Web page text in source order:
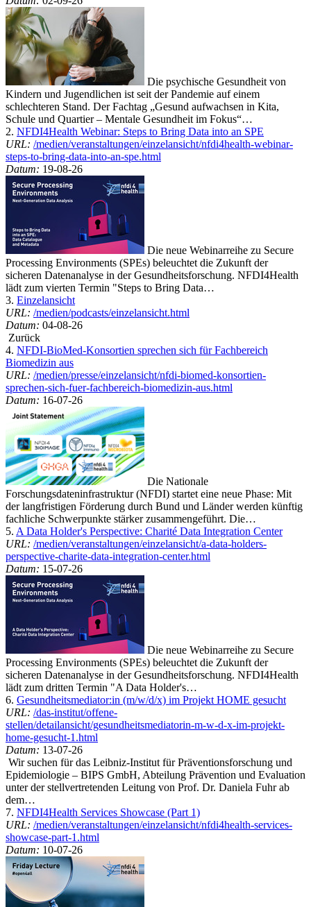
Die psychische Gesundheit von
Kindern und Jugendlichen ist seit der Pandemie auf einem
schlechteren Stand. Der Fachtag „Gesund aufwachsen in Kita,
Schule und Quartier – Mentale Gesundheit im Fokus“…
2. NFDI4Health Webinar: Steps to Bring Data into an SPE
URL: /medien/veranstaltungen/einzelansicht/nfdi4health-webinar-
steps-to-bring-data-into-an-spe.html
Datum: 19-08-26
Die neue Webinarreihe zu Secure
Processing Environments (SPEs) beleuchtet die Zukunft der
sicheren Datenanalyse in der Gesundheitsforschung. NFDI4Health
lädt zum vierten Termin "Steps to Bring Data…
3. Einzelansicht
URL: /medien/podcasts/einzelansicht.html
Datum: 04-08-26
Zurück
4. NFDI-BioMed-Konsortien sprechen sich für Fachbereich
Biomedizin aus
URL: /medien/presse/einzelansicht/nfdi-biomed-konsortien-
sprechen-sich-fuer-fachbereich-biomedizin-aus.html
Datum: 16-07-26
Die Nationale
Forschungsdateninfrastruktur (NFDI) startet eine neue Phase: Mit
der langfristigen Förderung durch Bund und Länder werden künftig
fachliche Schwerpunkte stärker zusammengeführt. Die…
5. A Data Holder's Perspective: Charité Data Integration Center
URL: /medien/veranstaltungen/einzelansicht/a-data-holders-
perspective-charite-data-integration-center.html
Datum: 15-07-26
Die neue Webinarreihe zu Secure
Processing Environments (SPEs) beleuchtet die Zukunft der
sicheren Datenanalyse in der Gesundheitsforschung. NFDI4Health
lädt zum dritten Termin "A Data Holder's…
6. Gesundheitsmediator:in (m/w/d/x) im Projekt HOME gesucht
URL: /das-institut/offene-
stellen/detailansicht/gesundheitsmediatorin-m-w-d-x-im-projekt-
home-gesucht-1.html
Datum: 13-07-26
Wir suchen für das Leibniz-Institut für Präventionsforschung und
Epidemiologie – BIPS GmbH, Abteilung Prävention und Evaluation
unter der stellvertretenden Leitung von Prof. Dr. Daniela Fuhr ab
dem…
7. NFDI4Health Services Showcase (Part 1)
URL: /medien/veranstaltungen/einzelansicht/nfdi4health-services-
showcase-part-1.html
Datum: 10-07-26